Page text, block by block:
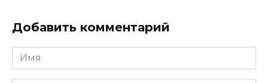
Добавить комментарий
Имя